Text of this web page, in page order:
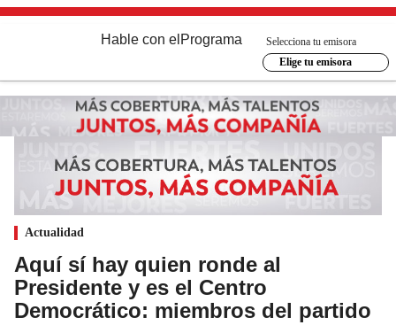
Hable con el Programa
Selecciona tu emisora
Elige tu emisora
Actualidad
Aquí sí hay quien ronde al
Presidente y es el Centro
Democrático: miembros del partido